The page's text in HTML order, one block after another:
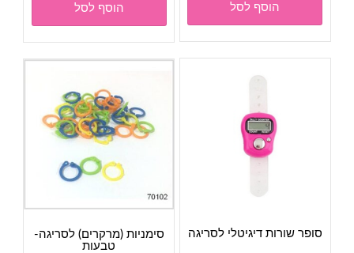
היה:
₪4.00.
₪3.00.
הוסף לסל הוסף לסל
סופר שורות דיגיטלי לסריגה
סימניות (מרקרים) לסריגה-
טבעות